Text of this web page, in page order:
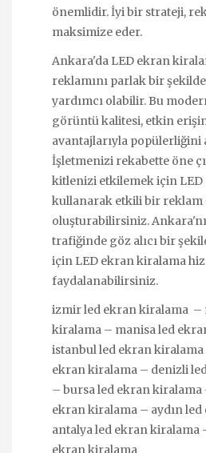
önemlidir. İyi bir strateji,
maksimize eder.
Ankara'da LED ekran
reklamını parlak bir
yardımcı olabilir. Bu
görüntü kalitesi, etkin
avantajlarıyla popülerliğini
İşletmenizi rekabette öne
kitlenizi etkilemek için LED
kullanarak etkili bir reklam
oluşturabilirsiniz.
trafiğinde göz alıcı bir
için LED ekran kiralama
faydalanabilirsiniz.
izmir led ekran kiralama –
kiralama – manisa led
istanbul led ekran kiralama
ekran kiralama – denizli
– bursa led ekran kiralama
ekran kiralama – aydın
antalya led ekran kiralama
ekran kiralama